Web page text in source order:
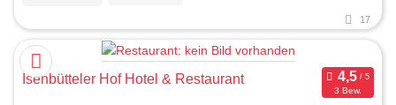
17
Isenbütteler Hof Hotel & Restaurant
3 Bew.